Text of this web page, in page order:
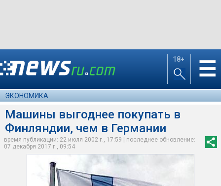
18+ ☰
ЭКОНОМИКА
Машины выгоднее покупать в
Финляндии, чем в Германии
время публикации: 22 июля 2002 г., 17:59 | последнее обновление:
07 декабря 2017 г., 09:54